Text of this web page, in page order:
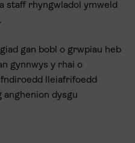
staff rhyngwladol ymweld
gan bobl o grwpiau heb
gynnwys y rhai o
lleiafrifoedd
anghenion dysgu